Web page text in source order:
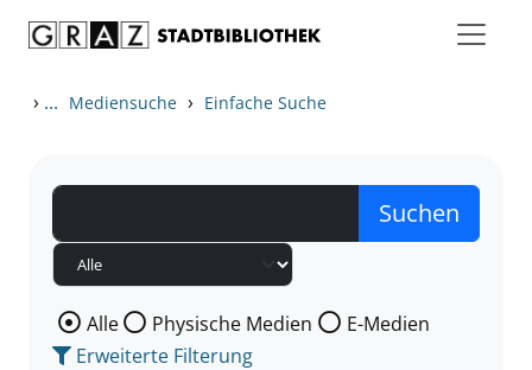
› ... Mediensuche › Einfache Suche
Wählen Sie die Medienart nach der Sie suchen wollen.
Alle Physische Medien
E-Medien
Erweiterte Filterung